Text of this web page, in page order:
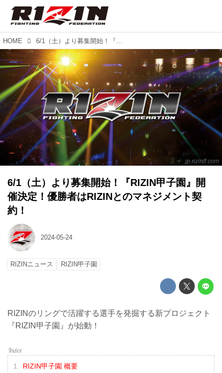
HOME 6/1（土）より募集開始！『RIZIN甲子園』開催決定！優勝者はRIZINとのマネジメント契約！
jp.rizinff.com
6/1（土）より募集開始！『RIZIN甲子園』開
催決定！優勝者はRIZINとのマネジメント契
約！
2024-05-24
RIZINニュース RIZIN甲子園
RIZINのリングで活躍する選手を発掘する新プロジェクト
『RIZIN甲子園』が始動！
RIZIN甲子園 概要